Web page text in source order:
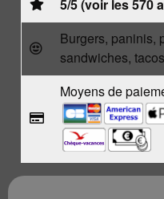
5/5 (voir les 570
Burgers, paninis,
sandwiches,
Moyens de